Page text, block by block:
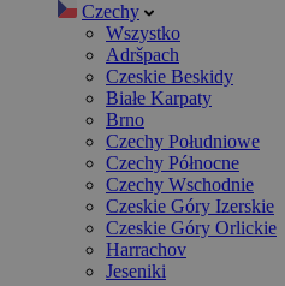
Czechy
Wszystko
Adršpach
Czeskie Beskidy
Białe Karpaty
Brno
Czechy Południowe
Czechy Północne
Czechy Wschodnie
Czeskie Góry Izerskie
Czeskie Góry Orlickie
Harrachov
Jeseniki